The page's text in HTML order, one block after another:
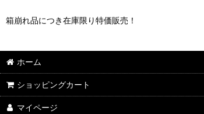
箱崩れ品につき在庫限り特価販売！
ホーム
ショッピングカート
マイページ